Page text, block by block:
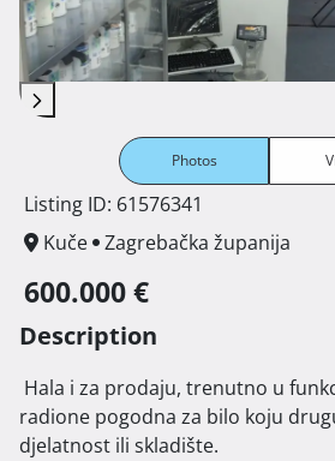
Photos
Listing ID: 61576341
Kuče
Zagrebačka županija
600.000 €
Description
radione pogodna za bilo koju
djelatnost ili skladište.